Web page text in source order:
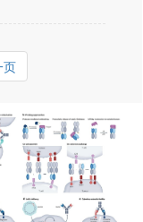
研究PPARδ核
金标准化学探
页